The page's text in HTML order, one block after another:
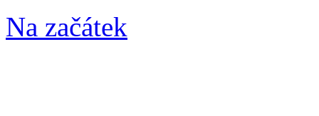
Na začátek